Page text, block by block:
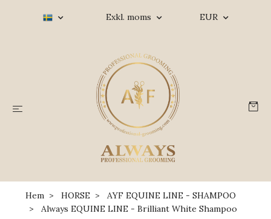
Exkl. moms EUR
Hem HORSE
AYF EQUINE LINE - SHAMPOO
Always EQUINE LINE - Brilliant White Shampoo